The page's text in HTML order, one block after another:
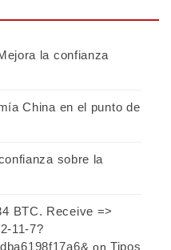
la confianza
China en el punto de
sobre la
BTC. Receive =>
11-7?
onTipos